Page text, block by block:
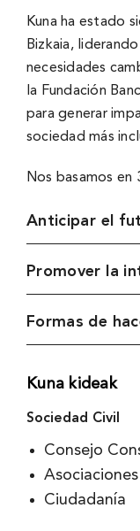
Kuna ha estado
Bizkaia,
necesidades
la Fundación
para generar
sociedad más
Nos basamos
Anticipar el
Promover la
Formas de
Kuna kideak
Sociedad Civil
Consejo
Asociaciones
Ciudadanía